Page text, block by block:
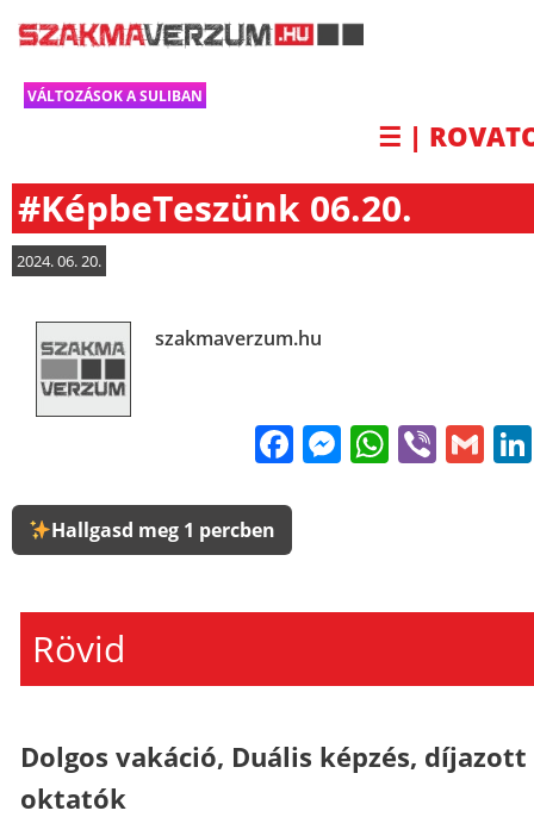
VÁLTOZÁSOK A SULIBAN
☰ |
#KépbeTeszünk 06.20.
2024. 06. 20.
szakmaverzum.hu
FacebookViber
Hallgasd meg 1 percben
Rövid
Dolgos vakáció, Duális képzés, díjazott
oktatók